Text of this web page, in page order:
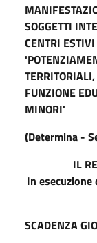
SOGGETTI
CENTRI
FUNZIONE
MINORI'
(Determina -
IL
In esecuzione
SCADENZA